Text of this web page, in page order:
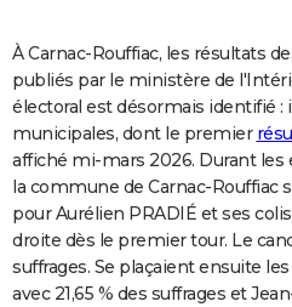
S'inscrire
Se connecter
Lycées
Collèges
Primaires
Universités
Entreprises
Service militaire
Avis de recherche
AVIS DE DÉCÈS
FORUM
Lifestyle
Sport
Television
Cinema
À Carnac-Rouffiac, les résultats
publiés par le ministère de
électoral est désormais identifié :
municipales, dont le premier
affiché mi-mars 2026. Durant les
la commune de Carnac-Rouffiac
pour Aurélien PRADIÉ et ses
droite dès le premier tour. Le
suffrages. Se plaçaient ensuite
avec 21,65 % des suffrages et